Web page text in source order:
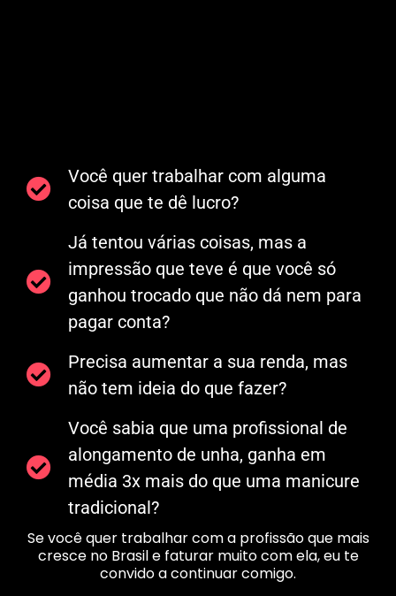
Você quer trabalhar com alguma
coisa que te dê lucro?
Já tentou várias coisas, mas a
impressão que teve é que você só
ganhou trocado que não dá nem para
pagar conta?
Precisa aumentar a sua renda, mas
não tem ideia do que fazer?
Você sabia que uma profissional de
alongamento de unha, ganha em
média 3x mais do que uma manicure
tradicional?
Se você quer trabalhar com a profissão que mais
cresce no Brasil e faturar muito com ela, eu te
convido a continuar comigo.